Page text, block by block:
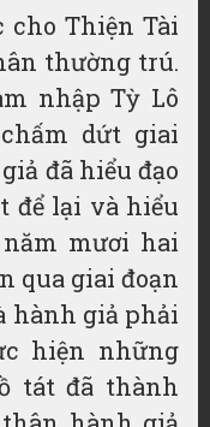
cho Thiện Tài
thường trú.
nhập Tỳ Lô
dứt giai
đã hiểu đạo
để lại và hiểu
mươi hai
qua giai đoạn
hành giả phải
hiện những
tát đã thành